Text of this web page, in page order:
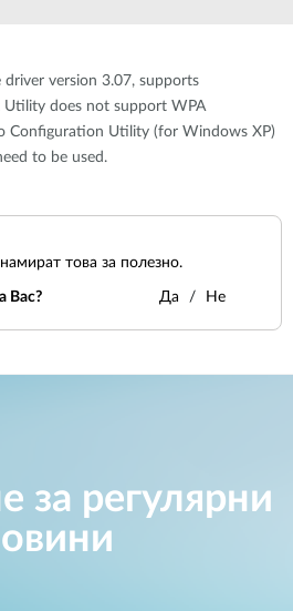
version 3.07, supports
does not support WPA
Configuration Utility (for Windows XP)
to be used.
това за полезно.
Вас? Да Не
за регулярни